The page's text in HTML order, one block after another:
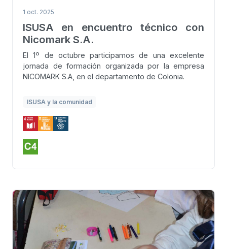
1 oct. 2025
ISUSA en encuentro técnico con
Nicomark S.A.
El 1º de octubre participamos de una excelente
jornada de formación organizada por la empresa
NICOMARK S.A, en el departamento de Colonia.
ISUSA y la comunidad